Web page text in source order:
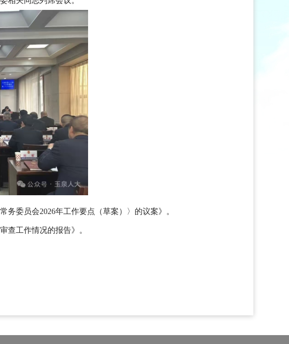
委员会2026年工作要点（草案）〉的议案》。
查工作情况的报告》。